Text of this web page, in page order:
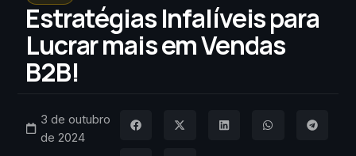
Estratégias Infalíveis para
Lucrar mais em Vendas
B2B!
3 de outubro
de 2024